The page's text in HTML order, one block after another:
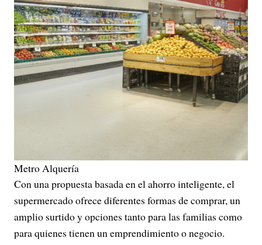
Metro Alquería
Con una propuesta basada en el ahorro inteligente, el
supermercado ofrece diferentes formas de comprar, un
amplio surtido y opciones tanto para las familias como
para quienes tienen un emprendimiento o negocio.